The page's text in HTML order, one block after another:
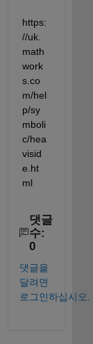
https:
//uk.
math
work
s.co
m/hel
p/sy
mboli
c/hea
visid
e.ht
ml
댓글
수:
0
댓글을
달려면
로그인하십시오.